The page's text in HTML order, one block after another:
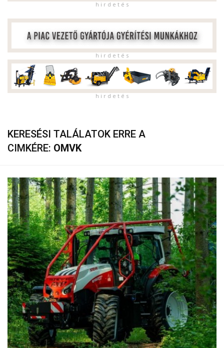
h i r d e t é s
h i r d e t é s
h i r d e t é s
KERESÉSI TALÁLATOK ERRE A
CIMKÉRE: OMVK